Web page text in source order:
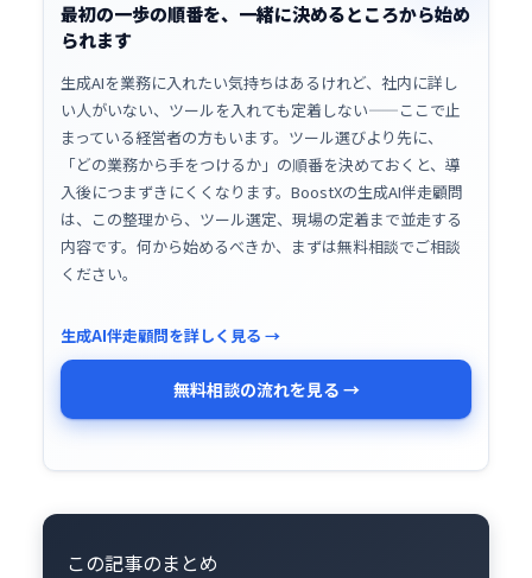
最初の一歩の順番を、一緒に決めるところから始め
られます
生成AIを業務に入れたい気持ちはあるけれど、社内に詳し
い人がいない、ツールを入れても定着しない——ここで止
まっている経営者の方もいます。ツール選びより先に、
「どの業務から手をつけるか」の順番を決めておくと、導
入後につまずきにくくなります。BoostXの生成AI伴走顧問
は、この整理から、ツール選定、現場の定着まで並走する
内容です。何から始めるべきか、まずは無料相談でご相談
ください。
生成AI伴走顧問を詳しく見る →
無料相談の流れを見る →
この記事のまとめ